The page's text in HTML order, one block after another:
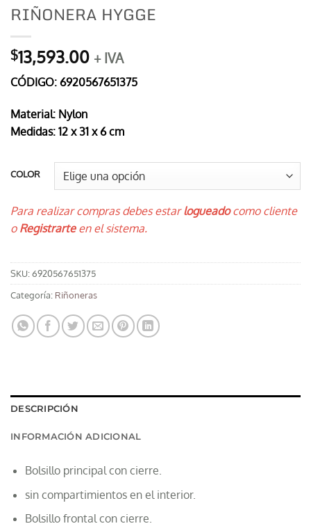
RIÑONERA HYGGE
$13,593.00 + IVA
CÓDIGO: 6920567651375
Material: Nylon
Medidas: 12 x 31 x 6 cm
COLOR
Para realizar compras debes estarlogueadocomo cliente
oRegistrarteen el sistema.
SKU:6920567651375
Categoría: Riñoneras
DESCRIPCIÓN
INFORMACIÓN ADICIONAL
Bolsillo principal con cierre.
sin compartimientos en el interior.
Bolsillo frontal con cierre.